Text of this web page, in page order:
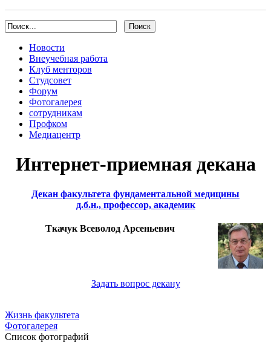
Новости
Внеучебная работа
Клуб менторов
Студсовет
Форум
Фотогалерея
сотрудникам
Профком
Медиацентр
Интернет-приемная декана
Декан факультета фундаментальной медицины
д.б.н., профессор, академик
Ткачук Всеволод Арсеньевич
Задать вопрос декану
Жизнь факультета
Фотогалерея
Список фотографий